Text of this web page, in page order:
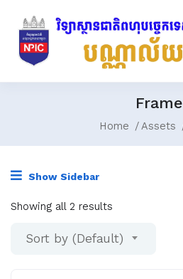
Frame
Home Assets
Show Sidebar
Showing all 2 results
Sort by (Default)